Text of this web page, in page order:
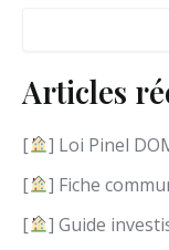
n
l
a
n
u
Articles
[
] Loi Pinel
[
] Fiche
[
] Guide